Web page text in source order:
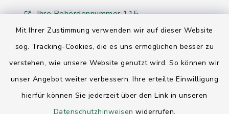
Mit Ihrer Zustimmung verwenden wir auf dieser Website
sog. Tracking-Cookies, die es uns ermöglichen besser zu
verstehen, wie unsere Website genutzt wird. So können wir
unser Angebot weiter verbessern. Ihre erteilte Einwilligung
hierfür können Sie jederzeit über den Link in unseren
Datenschutzhinweisen widerrufen.
Ihre Behördennummer 115
Landesregierung Schleswig-Holstein
Kreis Rendsburg-Eckernförde
AktivRegion Mittelholstein